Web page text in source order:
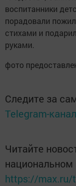
воспитанники
порадовали
стихами и
руками.
фото
Следите за
Telegram-
Читайте
https://max.ru/